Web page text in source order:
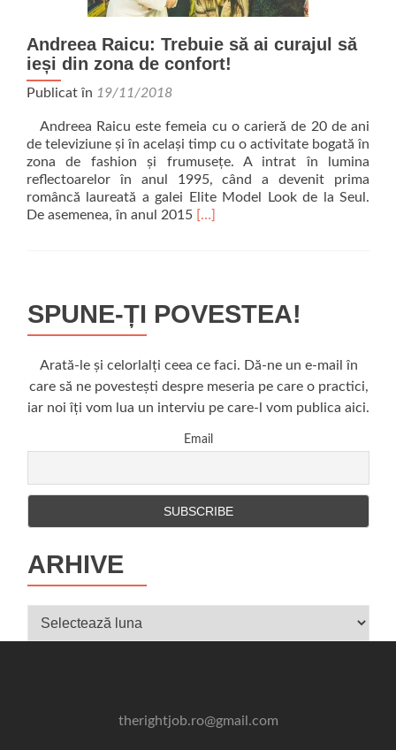
Andreea Raicu: Trebuie să ai curajul să
ieși din zona de confort!
Publicat în 19/11/2018
Andreea Raicu este femeia cu o carieră de 20 de ani
de televiziune și în același timp cu o activitate bogată în
zona de fashion și frumusețe. A intrat în lumina
reflectoarelor în anul 1995, când a devenit prima
româncă laureată a galei Elite Model Look de la Seul.
De asemenea, în anul 2015 Read more about Andreea
[…]
SPUNE-ȚI POVESTEA!
Arată-le și celorlalți ceea ce faci. Dă-ne un e-mail în
care să ne povestești despre meseria pe care o practici,
iar noi îți vom lua un interviu pe care-l vom publica aici.
Email
ARHIVE
Arhive
therightjob.ro@gmail.com